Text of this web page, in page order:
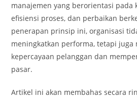
manajemen yang berorientasi pada
efisiensi proses, dan perbaikan
penerapan prinsip ini, organisasi
meningkatkan performa, tetapi juga
kepercayaan pelanggan dan
pasar.
Artikel ini akan membahas secara